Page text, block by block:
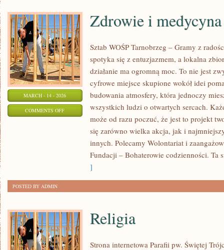
MARCH - 14 - 2026
COMMENTS OFFON
MEDYCYNA
Zdrowie i medycyna
Sztab WOŚP Tarnobrzeg – Gramy z
spotyka się z entuzjazmem, a lokalna
działanie ma ogromną moc. To nie jest
cyfrowe miejsce skupione wokół idei
budowania atmosfery, która jednoczy
wszystkich ludzi o otwartych sercach.
może od razu poczuć, że jest to projekt
się zarówno wielka akcja, jak i
innych. Polecamy Wolontariat i
Fundacji – Bohaterowie codzienności. Ta
]
POSTED BY ADMIN
Religia
Strona internetowa Parafii pw. Świętej